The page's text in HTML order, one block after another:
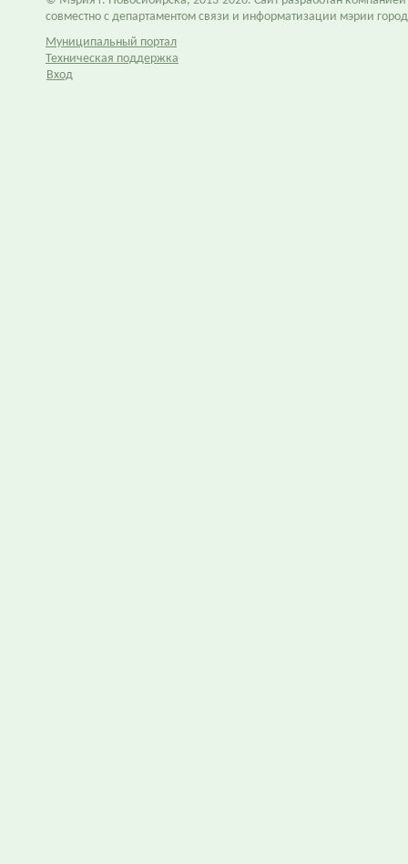
совместно с департаментом связи и информатизации мэрии
Муниципальный портал
Техническая поддержка
Вход